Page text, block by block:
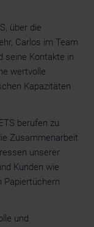
über die
Carlos im Team
seine Kontakte in
wertvolle
Kapazitäten
berufen zu
Zusammenarbeit
unserer
Kunden wie
Papiertüchern
und